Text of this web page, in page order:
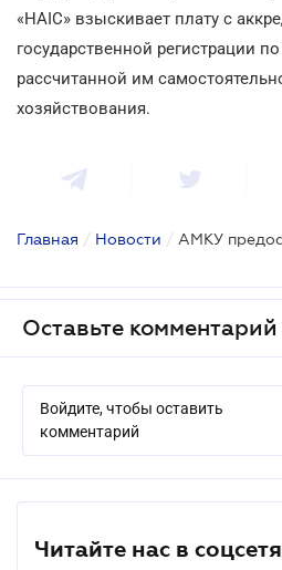
«НАІС» взыскивает плату с
государственной регистрации
рассчитанной им
хозяйствования.
Главная / Новости / АМКУ
Оставьте комментарий
Войдите, чтобы оставить
комментарий
Читайте нас в